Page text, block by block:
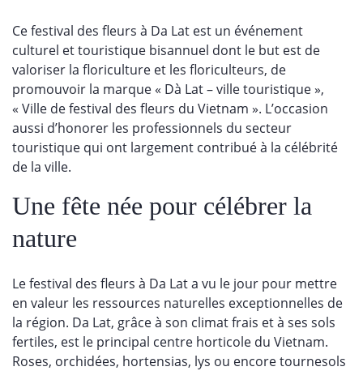
Ce festival des fleurs à Da Lat est un événement
culturel et touristique bisannuel dont le but est de
valoriser la floriculture et les floriculteurs, de
promouvoir la marque « Dà Lat – ville touristique »,
« Ville de festival des fleurs du Vietnam ». L’occasion
aussi d’honorer les professionnels du secteur
touristique qui ont largement contribué à la célébrité
de la ville.
Une fête née pour célébrer la
nature
Le festival des fleurs à Da Lat a vu le jour pour mettre
en valeur les ressources naturelles exceptionnelles de
la région. Da Lat, grâce à son climat frais et à ses sols
fertiles, est le principal centre horticole du Vietnam.
Roses, orchidées, hortensias, lys ou encore tournesols